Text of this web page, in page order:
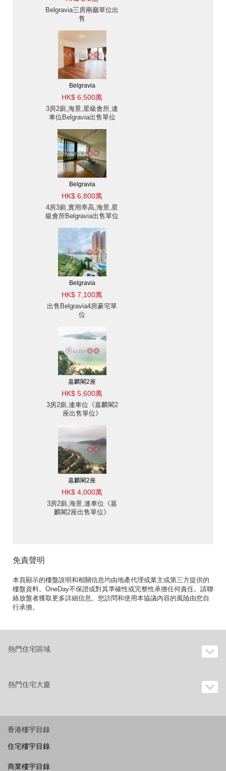
Belgravia三房兩廳單位出
售
Belgravia
HK$ 6,500萬
3房2廁,海景,星級會所,連
車位Belgravia出售單位
Belgravia
HK$ 6,800萬
4房3廁,實用率高,海景,星
級會所Belgravia出售單位
Belgravia
HK$ 7,100萬
出售Belgravia4房豪宅單
位
嘉麟閣2座
HK$ 5,600萬
3房2廁,連車位《嘉麟閣2
座出售單位》
嘉麟閣2座
HK$ 4,000萬
3房2廁,海景,連車位《嘉
麟閣2座出售單位》
免責聲明
本頁顯示的樓盤說明和相關信息均由地產代理或業主或第三方提供的
樓盤資料。OneDay不保證或對其準確性或完整性承擔任何責任。請聯
絡放盤者獲取更多詳細信息。您訪問和使用本協議內容的風險由您自
行承擔。
熱門住宅區域
熱門住宅大廈
香港樓宇目錄
住宅樓宇目錄
商業樓宇目錄